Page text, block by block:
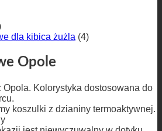
dla kibica żużla (4)
Opole
Opola. Kolorystyka dostosowana do
koszulki z dzianiny termoaktywnej.